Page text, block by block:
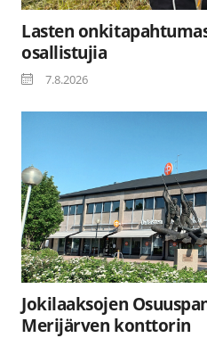
Lasten
osallistujia
7.8.2026
Jokilaaksojen
Merijärven konttorin